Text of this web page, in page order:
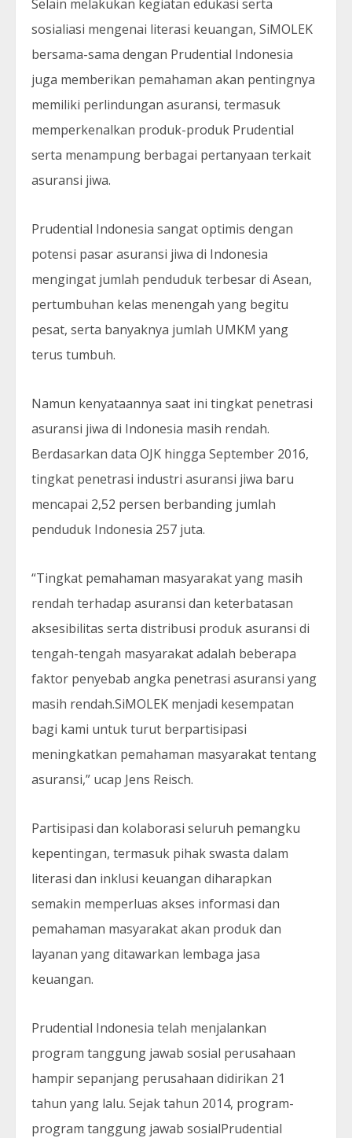
Selain melakukan kegiatan edukasi serta
sosialiasi mengenai literasi keuangan, SiMOLEK
bersama-sama dengan Prudential Indonesia
juga memberikan pemahaman akan pentingnya
memiliki perlindungan asuransi, termasuk
memperkenalkan produk-produk Prudential
serta menampung berbagai pertanyaan terkait
asuransi jiwa.
Prudential Indonesia sangat optimis dengan
potensi pasar asuransi jiwa di Indonesia
mengingat jumlah penduduk terbesar di Asean,
pertumbuhan kelas menengah yang begitu
pesat, serta banyaknya jumlah UMKM yang
terus tumbuh.
Namun kenyataannya saat ini tingkat penetrasi
asuransi jiwa di Indonesia masih rendah.
Berdasarkan data OJK hingga September 2016,
tingkat penetrasi industri asuransi jiwa baru
mencapai 2,52 persen berbanding jumlah
penduduk Indonesia 257 juta.
“Tingkat pemahaman masyarakat yang masih
rendah terhadap asuransi dan keterbatasan
aksesibilitas serta distribusi produk asuransi di
tengah-tengah masyarakat adalah beberapa
faktor penyebab angka penetrasi asuransi yang
masih rendah.SiMOLEK menjadi kesempatan
bagi kami untuk turut berpartisipasi
meningkatkan pemahaman masyarakat tentang
asuransi,” ucap Jens Reisch.
Partisipasi dan kolaborasi seluruh pemangku
kepentingan, termasuk pihak swasta dalam
literasi dan inklusi keuangan diharapkan
semakin memperluas akses informasi dan
pemahaman masyarakat akan produk dan
layanan yang ditawarkan lembaga jasa
keuangan.
Prudential Indonesia telah menjalankan
program tanggung jawab sosial perusahaan
hampir sepanjang perusahaan didirikan 21
tahun yang lalu. Sejak tahun 2014, program-
program tanggung jawab sosialPrudential